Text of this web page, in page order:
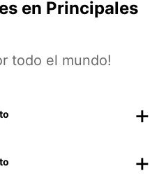
en Principales
todo el mundo!